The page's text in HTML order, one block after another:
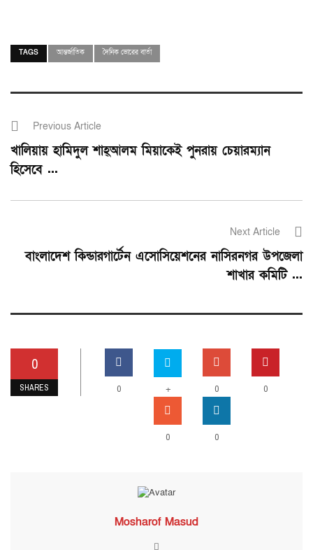
TAGS আন্তর্জাতিক দৈনিক ভোরের বার্তা
Previous Article
খালিয়ায় হামিদুল শাহ্আলম মিয়াকেই পুনরায় চেয়ারম্যান
হিসেবে ...
Next Article
বাংলাদেশ কিন্ডারগার্টেন এসোসিয়েশনের নাসিরনগর উপজেলা
শাখার কমিটি ...
0
SHARES 0 + 0 0
0 0
Mosharof Masud